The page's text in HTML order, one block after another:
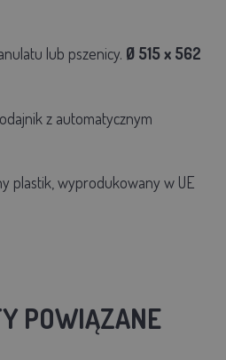
lub pszenicy. Ø 515 x 562
z automatycznym
plastik, wyprodukowany w UE
POWIĄZANE